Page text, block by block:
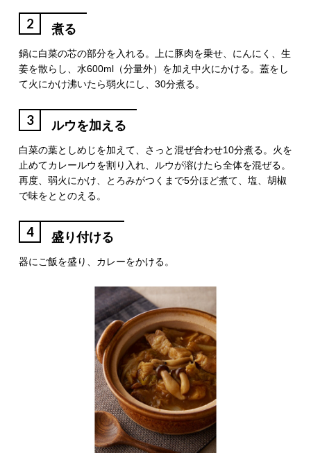
2 煮る
鍋に白菜の芯の部分を入れる。上に豚肉を乗せ、にんにく、生
姜を散らし、水600ml（分量外）を加え中火にかける。蓋をし
て火にかけ沸いたら弱火にし、30分煮る。
3 ルウを加える
白菜の葉としめじを加えて、さっと混ぜ合わせ10分煮る。火を
止めてカレールウを割り入れ、ルウが溶けたら全体を混ぜる。
再度、弱火にかけ、とろみがつくまで5分ほど煮て、塩、胡椒
で味をととのえる。
4 盛り付ける
器にご飯を盛り、カレーをかける。